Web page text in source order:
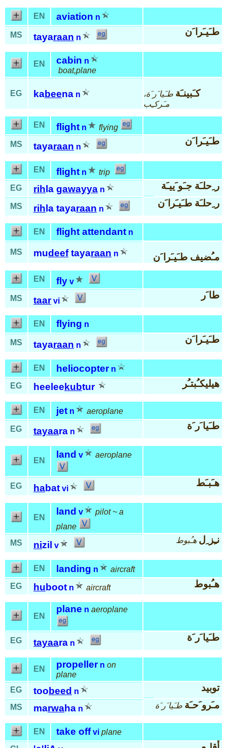
EN aviation n
MS tayaraan n
طـَيـَرا َن
EN cabin n
boat,plane
EG kabeena n كـَبينـَة طـَيا َر َة،
مـَركـِب
EN flight n
flying
MS
tayaraan n
طـَيـَرا َن
EN flight n
trip
EG
rih la gawayya n ر ِحلـَة جـَو َييـَة
MS rih la tayaraan n
ر ِحلـَة طـَيـَرا َن
EN flight attendant n
MS mudeeftayaraan n مـُضيف طـَيـَرا َن
EN fly v
MS
taar vi
طا َر
EN flying n
MS tayaraan n
طـَيـَرا َن
EN heliocopter n
EG
heelee kubtur هيليكـُبتـُر
EN jet n aeroplane
EG tayaara n
طـَيا َر َة
EN
land v aeroplane
EG habat vi
هـَبـَط
EN
land v
pilot ~ a
plane
MS
nizil v
نـِز ِل هـُبوط
EN landing n
aircraft
EG
huboot n aircraft هـُبوط
EN
plane n aeroplane
EG tayaara n
طـَيا َر َة
EN propeller n on
plane
EG
toobeed n توبيد
MS marwaha n مـَرو َحـَة طـَيا َر َة
EN take off vi plane